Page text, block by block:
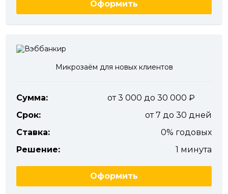
Оформить
Микрозаём для новых клиентов
Сумма:
от 3 000 до 30 000
Срок:
от 7 до 30 дней
Ставка:
0% годовых
Решение:
1 минута
Оформить